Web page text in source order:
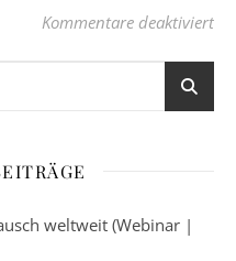
Kommentare deaktiviertfür
weltweit (Webinar |